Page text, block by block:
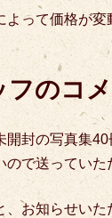
って価格が変
フのコ
封の写真集
で送っていた
お知らせい